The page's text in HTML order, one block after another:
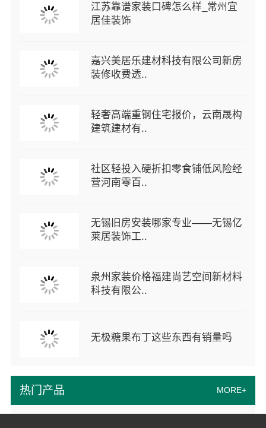
热门产品 MORE+
江苏靠谱家装口碑怎么样_常州宜
居佳装饰
嘉兴美居乐建材科技有限公司新房
装修收费透..
轻奢高端重钢住宅报价，云南晟构
建筑建材有..
社区轻投入硬折扣零食铺低风险经
营河南零百..
无锡旧房安装哪家专业——无锡亿
莱居装饰工..
泉州家装价格福建尚艺空间新材料
科技有限公..
无极糖果布丁这些东西有销量吗